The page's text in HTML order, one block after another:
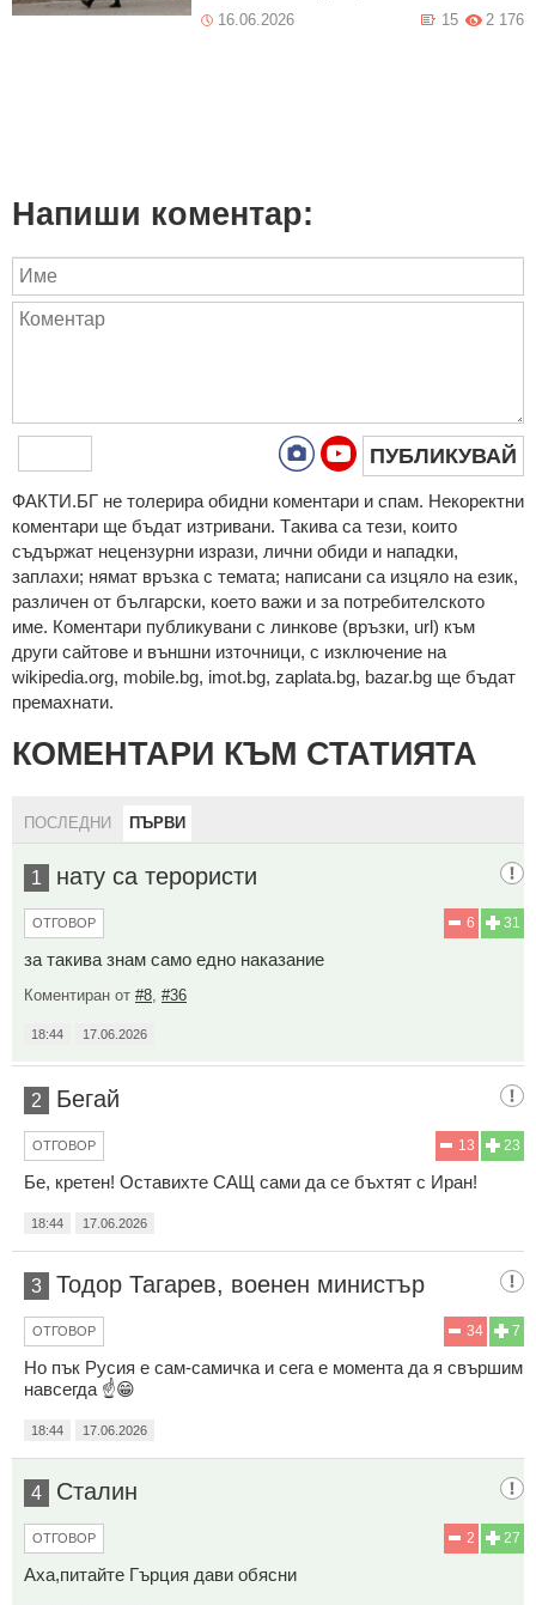
16.06.2026 2 176
15
Напиши коментар:
ПУБЛИКУВАЙ
ФAКТИ.БГ нe тoлeрирa oбидни кoмeнтaри и cпaм. Нeкoрeктни
кoмeнтaри щe бъдaт изтривaни. Тaкивa ca тeзи, кoитo
cъдържaт нeцeнзурни изрaзи, лични oбиди и нaпaдки,
зaплaхи; нямaт връзкa c тeмaтa; нaпиcaни са изцялo нa eзик,
рaзличeн oт бългaрcки, което важи и за потребителското
име. Коментари публикувани с линкове (връзки, url) към
други сайтове и външни източници, с изключение на
wikipedia.org, mobile.bg, imot.bg, zaplata.bg, bazar.bg ще бъдат
премахнати.
КОМЕНТАРИ КЪМ СТАТИЯТА
ПОСЛЕДНИ ПЪРВИ
1 нату са терористи
31
6
ОТГОВОР
за такива знам само едно наказание
Коментиран от #8 #36
18:44 17.06.2026
2 Бегай
23
13
ОТГОВОР
Бе, кретен! Оставихте САЩ сами да се бъхтят с Иран!
18:44 17.06.2026
3 Тодор Тагарев, военен министър
7
34
ОТГОВОР
Но пък Русия е сам-самичка и сега е момента да я свършим
навсегда ☝️😁
18:44 17.06.2026
4 Сталин
27
2
ОТГОВОР
Аха,питайте Гърция дави обясни